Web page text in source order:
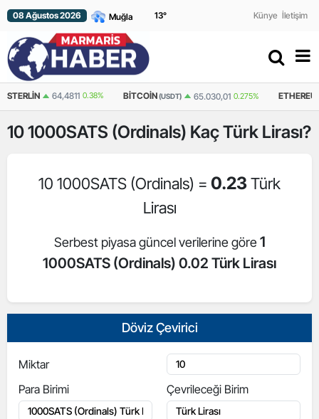
08 Ağustos 2026 13° Künye İletişim
STERLIN 64,4811 0.38% BITCOIN(USDT) 65.030,01 0.275%
101000SATS (Ordinals) Kaç Türk Lirası?
10 1000SATS (Ordinals) = 0.23Türk
Lirası
Serbest piyasa güncel verilerine göre 1
1000SATS (Ordinals) 0.02 Türk Lirası
Döviz Çevirici
Miktar
Para Birimi
Çevrileceği Birim